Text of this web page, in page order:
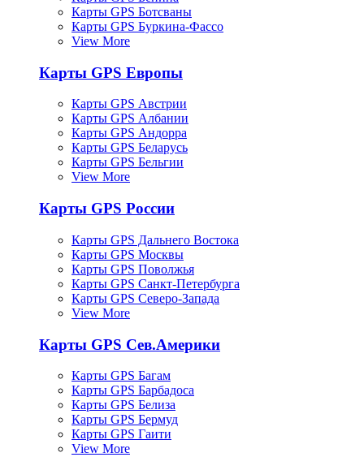
Карты GPS Ботсваны
Карты GPS Буркина-Фассо
View More
Карты GPS Европы
Карты GPS Австрии
Карты GPS Албании
Карты GPS Андорра
Карты GPS Беларусь
Карты GPS Бельгии
View More
Карты GPS России
Карты GPS Дальнего Востока
Карты GPS Москвы
Карты GPS Поволжья
Карты GPS Санкт-Петербурга
Карты GPS Северо-Запада
View More
Карты GPS Сев.Америки
Карты GPS Багам
Карты GPS Барбадоса
Карты GPS Белиза
Карты GPS Бермуд
Карты GPS Гаити
View More